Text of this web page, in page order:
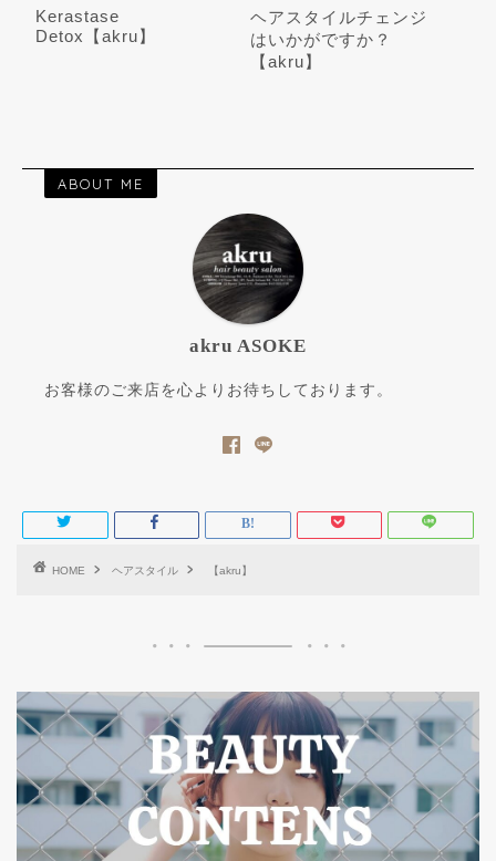
Kerastase
Detox【akru】
ヘアスタイルチェンジ
はいかがですか？
【akru】
ABOUT ME
akru ASOKE
お客様のご来店を心よりお待ちしております。
HOME ヘアスタイル 【akru】